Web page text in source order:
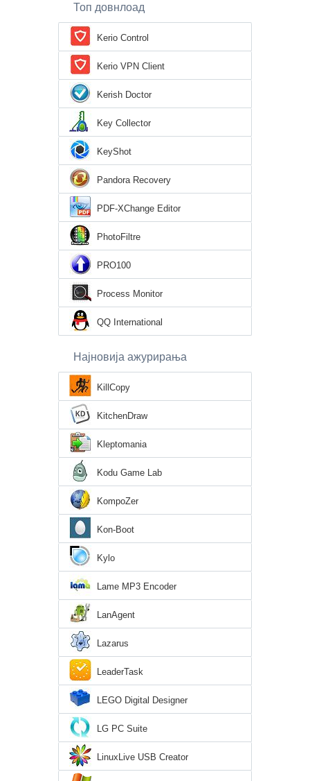
Топ довнлоад
Kerio Control
Kerio VPN Client
Kerish Doctor
Key Collector
KeyShot
Pandora Recovery
PDF-XChange Editor
PhotoFiltre
PRO100
Process Monitor
QQ International
Најновија ажурирања
KillCopy
KitchenDraw
Kleptomania
Kodu Game Lab
KompoZer
Kon-Boot
Kylo
Lame MP3 Encoder
LanAgent
Lazarus
LeaderTask
LEGO Digital Designer
LG PC Suite
LinuxLive USB Creator